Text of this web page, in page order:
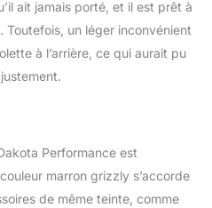
SureFit Pro Fit
comprend une bande
détails concho
fini mat :
amusants, nos
casques d'équitation
mats sont
ait jamais porté, et il est prêt à
Toutefois, un léger inconvénient
à l’arrière, ce qui aurait pu
Performance est
marron grizzly s’accorde
de même teinte, comme